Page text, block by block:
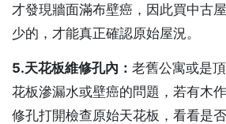
才發現牆面滿布壁癌，因此買中古
少的，才能真正確認原始屋況。
5.天花板維修孔內： 老舊公寓或是
花板滲漏水或壁癌的問題，若有木
修孔打開檢查原始天花板，看看是